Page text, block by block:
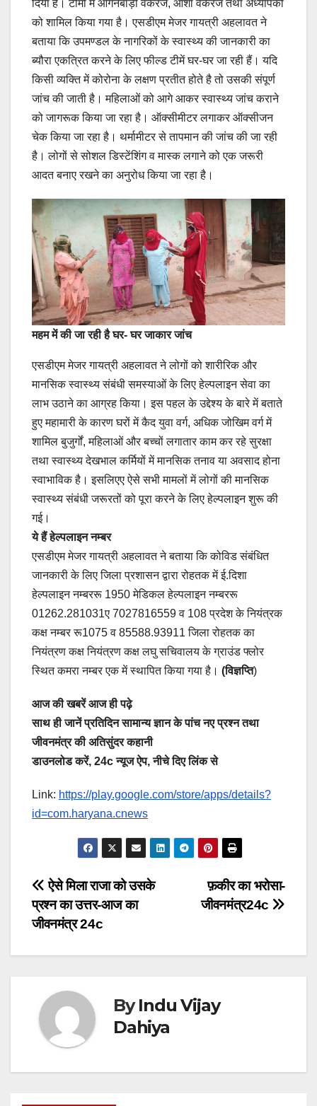
दिया है। टीमों मे आंगनबाड़ी वर्करज, आशा वर्करज तथा अध्यापकों
को शामिल किया गया है। एसडीएम मेजर गायत्री अहलावत ने
बताया कि उपमण्डल के नागरिकों के स्वास्थ्य की जानकारी का
ब्यौरा एकत्रित करने के लिए फील्ड टीमें घर-घर जा रही हैं। यदि
किसी व्यक्ति में कोरोना के लक्षण प्रतीत होते है तो उसकी संपूर्ण
जांच की जाती है। महिलाओं को आगे आकर स्वास्थ्य जांच कराने
को जागरूक किया जा रहा है। ऑक्सीमीटर लगाकर ऑक्सीजन
चेक किया जा रहा है। थर्मामीटर से तापमान की जांच की जा रही
है। लोगों से सोशल डिस्टेंशिंग व मास्क लगाने को एक जरूरी
आदत बनाए रखने का अनुरोध किया जा रहा है।
महम में की जा रही है घर- घर जाकार जांच
एसडीएम मेजर गायत्री अहलावत ने लोगों को शारीरिक और
मानसिक स्वास्थ्य संबंधी समस्याओं के लिए हेल्पलाइन सेवा का
लाभ उठाने का आग्रह किया। इस पहल के उद्देश्य के बारे में बताते
हुए महामारी के कारण घरों में कैद युवा वर्ग, अधिक जोखिम वर्ग में
शामिल बुजुर्गों, महिलाओं और बच्चों लगातार काम कर रहे सुरक्षा
तथा स्वास्थ्य देखभाल कर्मियों में मानसिक तनाव या अवसाद होना
स्वाभाविक है। इसलिएए ऐसे सभी मामलों में लोगों की मानसिक
स्वास्थ्य संबंधी जरूरतों को पूरा करने के लिए हेल्पलाइन शुरू की
गई।
ये हैं हेल्पलाइन नम्बर
एसडीएम मेजर गायत्री अहलावत ने बताया कि कोविड संबंधित
जानकारी के लिए जिला प्रशासन द्वारा रोहतक में ई.दिशा
हेल्पलाइन नम्बररू 1950 मेडिकल हेल्पलाइन नम्बररू
01262.281031ए 7027816559 व 108 प्रदेश के नियंत्रक
कक्ष नम्बर रू1075 व 85588.93911 जिला रोहतक का
नियंत्रण कक्ष नियंत्रण कक्ष लघु सचिवालय के ग्राउंड फ्लोर
स्थित कमरा नम्बर एक में स्थापित किया गया है। (विज्ञप्ति)
आज की खबरें आज ही पढ़े
साथ ही जानें प्रतिदिन सामान्य ज्ञान के पांच नए प्रश्न तथा
जीवनमंत्र की अतिसुंदर कहानी
डाउनलोड करें, 24c न्यूज ऐप, नीचे दिए लिंक से
Link: https://play.google.com/store/apps/details?
id=com.haryana.cnews
Post
navigation
फ़कीर का भरोसा-
जीवनमंत्र24c
ऐसे मिला राजा को उसके
प्रश्न का उत्तर-आज का
जीवनमंत्र 24c
ByIndu Vijay
Dahiya